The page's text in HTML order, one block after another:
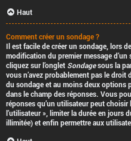
Haut
Comment créer un sondage ?
Il est facile de créer un sondage, lors
modification du premier message
cliquez sur l’onglet Sondagesous la
vous n’avez probablement pas le
du sondage et au moins deux options
dans le champ des réponses. Vous
réponses qu’un utilisateur peut
l’utilisateur », limiter la durée en jours
illimitée) et enfin permettre aux